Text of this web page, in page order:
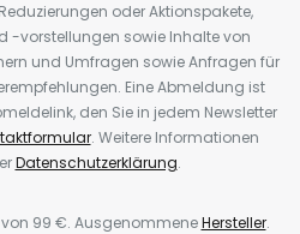
oder Aktionspakete,
-vorstellungen sowie Inhalte von
und Umfragen sowie Anfragen für
Eine Abmeldung ist
den Sie in jedem Newsletter
. Weitere Informationen
Datenschutzerklärung.
99 €. AusgenommeneHersteller.